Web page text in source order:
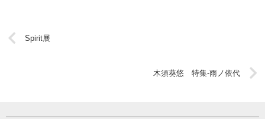
Spirit展
木須葵悠 特集-雨ノ依代